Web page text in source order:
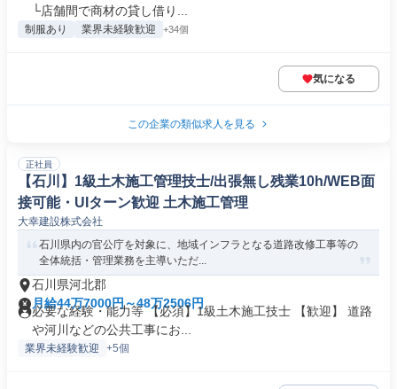
└店舗間で商材の貸し借り...
制服あり 業界未経験歓迎 +34個
気になる
この企業の類似求人を見る
正社員
【石川】1級土木施工管理技士/出張無し残業10h/WEB面
接可能・UIターン歓迎 土木施工管理
大幸建設株式会社
石川県内の官公庁を対象に、地域インフラとなる道路改修工事等の
全体統括・管理業務を主導いただ...
石川県河北郡
月給44万7000円～48万2506円
必要な経験・能力等 【必須】1級土木施工技士 【歓迎】 道路
や河川などの公共工事にお...
業界未経験歓迎 +5個